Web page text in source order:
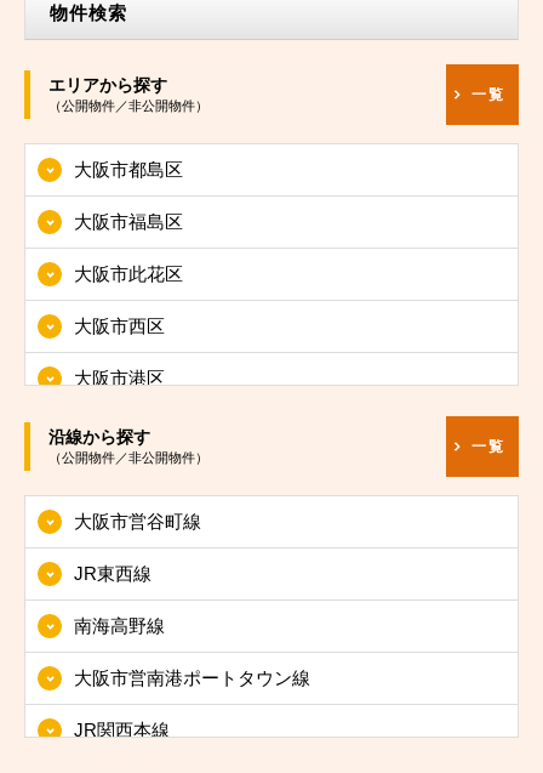
物件検索
エリアから探す
（公開物件／非公開物件）
一覧
大阪市都島区
大阪市福島区
大阪市此花区
大阪市西区
大阪市港区
大阪市大正区
大阪市浪速区
大阪市西淀川区
大阪市東淀川区
大阪市東成区
大阪市生野区
沿線から探す
（公開物件／非公開物件）
一覧
大阪市営谷町線
JR東西線
南海高野線
大阪市営南港ポートタウン線
JR関西本線